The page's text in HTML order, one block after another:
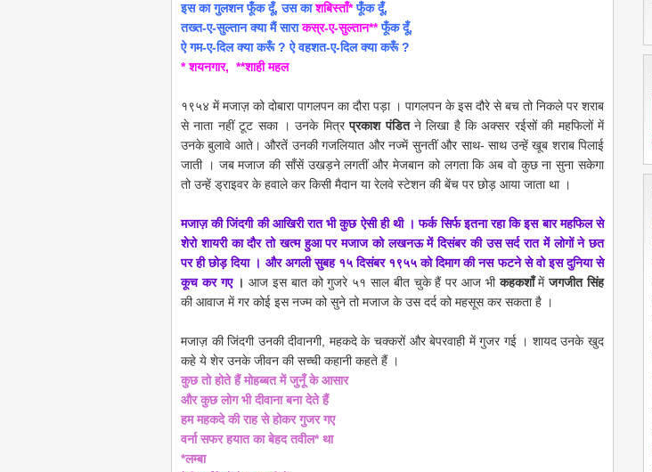
इस का गुलशन फूँक दूँ, उस काशबिस्ताँ*फूँक दूँ,
तख्त-ए-सुल्तान क्या मैं साराकस्र-ए-सुल्तान**फूँक दूँ,
ऐ गम-ए-दिल क्या करूँ ? ऐ वहशत-ए-दिल क्या करूँ ?
* शयनगार, **शाही महल
१९५४ में मजाज़ को दोबारा पागलपन का दौरा पड़ा । पागलपन के इस दौरे से बच तो निकले पर शराब
से नाता नहीं टूट सका । उनके मित्रप्रकाश पंडितने लिखा है कि अक्सर रईसों की महफिलों में
उनके बुलावे आते। औरतें उनकी गजलियात और नज्में सुनतीं और साथ- साथ उन्हें खूब शराब पिलाई
जाती । जब मजाज की साँसें उखड़ने लगतीं और मेजबान को लगता कि अब वो कुछ ना सुना सकेगा
तो उन्हें ड्राइवर के हवाले कर किसी मैदान या रेलवे स्टेशन की बेंच पर छोड़ आया जाता था ।
मजाज़ की जिंदगी की आखिरी रात भी कुछ ऐसी ही थी । फर्क सिर्फ इतना रहा कि इस बार महफिल से
शेरो शायरी का दौर तो खत्म हुआ पर मजाज को लखनऊ में दिसंबर की उस सर्द रात में लोगों ने छत
पर ही छोड़ दिया । और अगली सुबह १५ दिसंबर १९५५ को दिमाग की नस फटने से वो इस दुनिया से
कूच कर गए। आज इस बात को गुजरे ५१ साल बीत चुके हैं पर आज भीकहकशाँमेंजगजीत सिंह
की आवाज में गर कोई इस नज्म को सुने तो मजाज के उस दर्द को महसूस कर सकता है ।
मजाज़ की जिंदगी उनकी दीवानगी, महकदे के चक्करों और बेपरवाही में गुजर गई । शायद उनके खुद
कहे ये शेर उनके जीवन की सच्ची कहानी कहते हैं ।
कुछ तो होते हैं मोहब्बत में जुनूँ के आसार
और कुछ लोग भी दीवाना बना देते हैं
हम महकदे की राह से होकर गुजर गए
वर्ना सफर हयात का बेहद तवील* था
*लम्बा